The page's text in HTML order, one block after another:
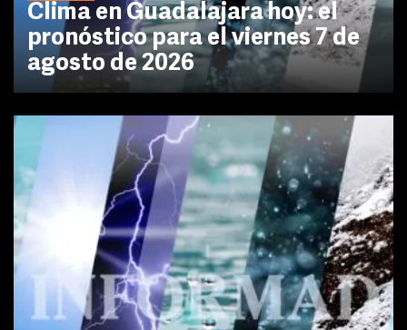
Clima en Guadalajara hoy: el
pronóstico para el viernes 7 de
agosto de 2026